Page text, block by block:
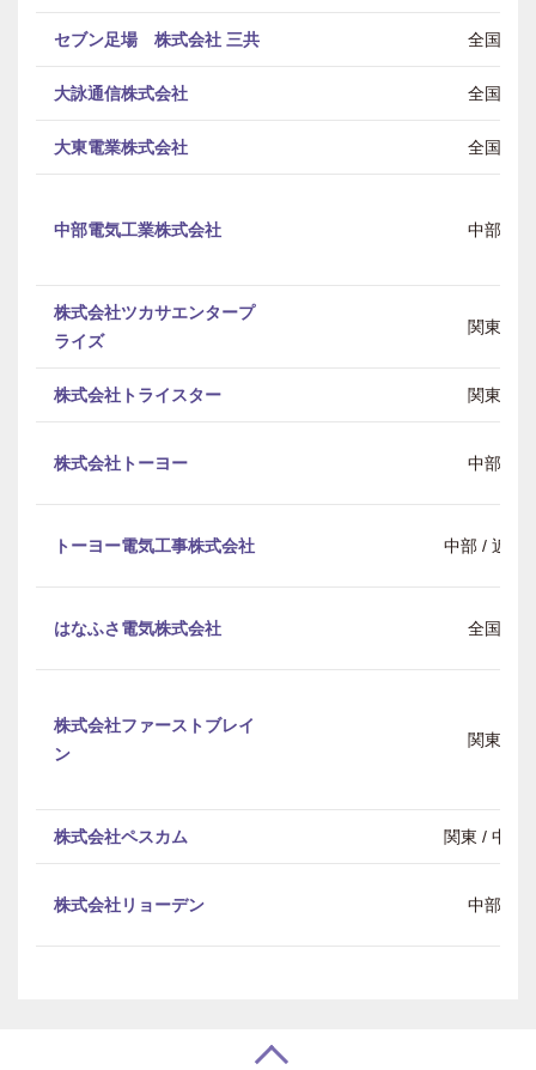
セブン足場 株式会社 三共 全国
大詠通信株式会社 全国
大東電業株式会社 全国
中部電気工業株式会社 中部
株式会社ツカサエンタープ
ライズ
関東
株式会社トライスター 関東
株式会社トーヨー 中部
トーヨー電気工事株式会社 中部 / 近畿
はなふさ電気株式会社 全国
株式会社ファーストブレイ
ン
関東
株式会社ペスカム 関東 / 中部
株式会社リョーデン 中部